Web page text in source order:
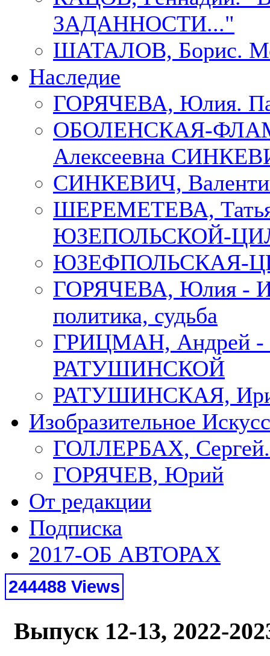
ЗАДАННОСТИ..."
ШАТАЛОВ, Борис.
Наследие
ГОРЯЧЕВА, Юлия.
ОБОЛЕНСКАЯ-ФЛАМ,
Алексеевна
СИНКЕВИЧ,
ШЕРЕМЕТЕВА,
ЮЗЕПОЛЬСКОЙ-
ЮЗЕФПОЛЬСКАЯ-
ГОРЯЧЕВА, Юлия -
политика, судьба
ГРИЦМАН,
РАТУШИНСКОЙ
РАТУШИНСКАЯ,
Изобразительное
ГОЛЛЕРБАХ, Сергей.
ГОРЯЧЕВ, Юрий
От редакции
Подписка
2017-ОБ АВТОРАХ
244488 Views
Выпуск 12-13, 2022-